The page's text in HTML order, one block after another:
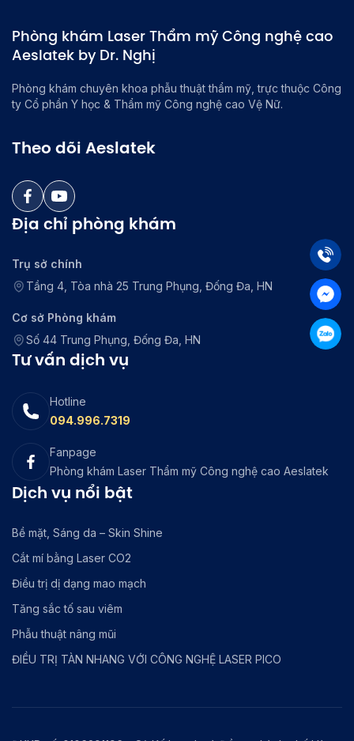
Phòng khám Laser Thẩm mỹ Công nghệ cao
Aeslatek by Dr. Nghị
Phòng khám chuyên khoa phẫu thuật thẩm mỹ, trực thuộc Công
ty Cổ phần Y học & Thẩm mỹ Công nghệ cao Vệ Nữ.
Theo dõi Aeslatek
Địa chỉ phòng khám
Trụ sở chính
Tầng 4, Tòa nhà 25 Trung Phụng, Đống Đa, HN
Cơ sở Phòng khám
Số 44 Trung Phụng, Đống Đa, HN
Tư vấn dịch vụ
Hotline
094.996.7319
Fanpage
Phòng khám Laser Thẩm mỹ Công nghệ cao Aeslatek
Dịch vụ nổi bật
Bề mặt, Sáng da – Skin Shine
Cắt mí bằng Laser CO2
Điều trị dị dạng mao mạch
Tăng sắc tố sau viêm
Phẫu thuật nâng mũi
ĐIỀU TRỊ TÀN NHANG VỚI CÔNG NGHỆ LASER PICO